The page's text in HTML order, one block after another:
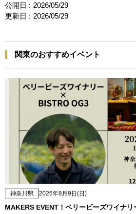
公開日 : 2026/05/29
更新日 : 2026/05/29
関東のおすすめイベント
神奈川県 2026年8月9日(日)
MAKERS EVENT！ベリービーズワイナ